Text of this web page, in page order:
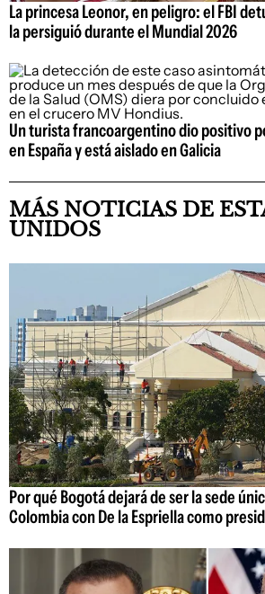
La princesa Leonor, en peligro: el FBI
la persiguió durante el Mundial 2026
Un turista francoargentino dio positivo
en España y está aislado en Galicia
MÁS NOTICIAS DE
UNIDOS
Por qué Bogotá dejará de ser la sede
Colombia con De la Espriella como